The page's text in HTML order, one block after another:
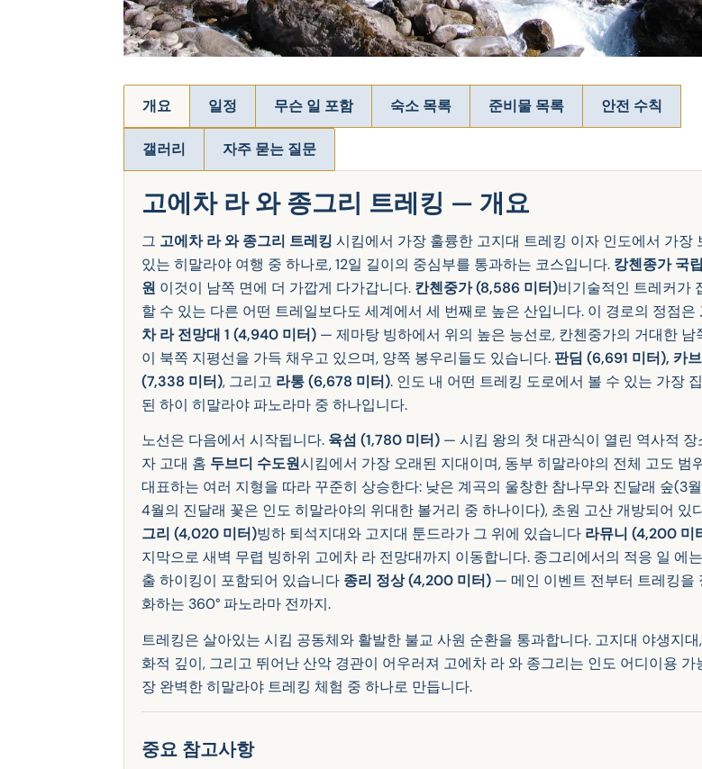
개요 일정 무슨 일 포함 숙소 목록 준비물 목록 안전 수칙
갤러리 자주 묻는 질문
고에차 라 와 종그리 트레킹 — 개요
그 고에차 라 와 종그리 트레킹 시킴에서 가장 훌륭한 고지대 트레킹 이자 인도에서 가장
있는 히말라야 여행 중 하나로, 12일 길이의 중심부를 통과하는 코스입니다. 캉첸종가 국
원 이것이 남쪽 면에 더 가깝게 다가갑니다. 칸첸중가 (8,586 미터)비기술적인 트레커가
할 수 있는 다른 어떤 트레일보다도 세계에서 세 번째로 높은 산입니다. 이 경로의 정점은
차 라 전망대 1 (4,940 미터) — 제마탕 빙하에서 위의 높은 능선로, 칸첸중가의 거대한 남
이 북쪽 지평선을 가득 채우고 있으며, 양쪽 봉우리들도 있습니다. 판딤 (6,691 미터), 카
(7,338 미터), 그리고 라통 (6,678 미터). 인도 내 어떤 트레킹 도로에서 볼 수 있는 가장
된 하이 히말라야 파노라마 중 하나입니다.
노선은 다음에서 시작됩니다. 육섬 (1,780 미터) — 시킴 왕의 첫 대관식이 열린 역사적 장
자 고대 홈 두브디 수도원시킴에서 가장 오래된 지대이며, 동부 히말라야의 전체 고도 범
대표하는 여러 지형을 따라 꾸준히 상승한다: 낮은 계곡의 울창한 참나무와 진달래 숲(3
4월의 진달래 꽃은 인도 히말라야의 위대한 볼거리 중 하나이다), 초원 고산 개방되어 있
그리 (4,020 미터)빙하 퇴석지대와 고지대 툰드라가 그 위에 있습니다 라뮤니 (4,200 미
지막으로 새벽 무렵 빙하위 고에차 라 전망대까지 이동합니다. 종그리에서의 적응 일 에
출 하이킹이 포함되어 있습니다 종리 정상 (4,200 미터) — 메인 이벤트 전부터 트레킹을
화하는 360° 파노라마 전까지.
트레킹은 살아있는 시킴 공동체와 활발한 불교 사원 순환을 통과합니다. 고지대 야생지대
화적 깊이, 그리고 뛰어난 산악 경관이 어우러져 고에차 라 와 종그리는 인도 어디이용 가
장 완벽한 히말라야 트레킹 체험 중 하나로 만듭니다.
중요 참고사항